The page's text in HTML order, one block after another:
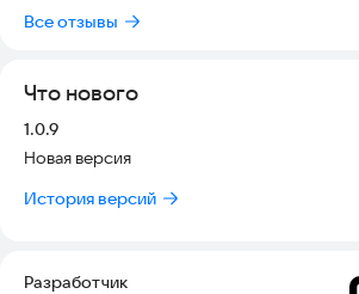
Все отзывы
Что нового
Версия:
1.0.9
Новая версия
История версий
Разработчик